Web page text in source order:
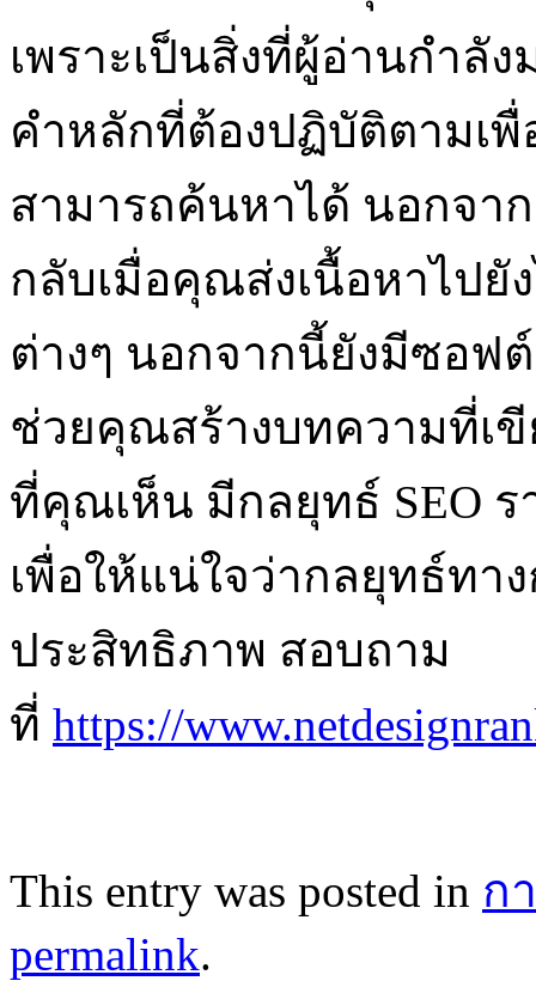
เพราะเป็นสิ่งที่ผู้อ่านกำลั
คำหลักที่ต้องปฏิบัติตามเ
สามารถค้นหาได้ นอกจา
กลับเมื่อคุณส่งเนื้อหาไปยั
ต่างๆ นอกจากนี้ยังมีซอฟ
ช่วยคุณสร้างบทความที่เ
ที่คุณเห็น มีกลยุทธ์ SEO
เพื่อให้แน่ใจว่ากลยุทธ์ท
ประสิทธิภาพ สอบถาม
ที่ https://
This entry was posted in ก
permalink.